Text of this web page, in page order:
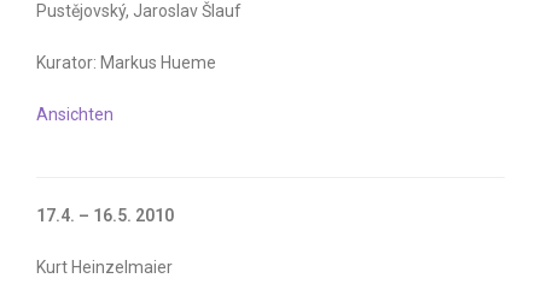
Pustějovský, Jaroslav Šlauf
Kurator: Markus Hueme
Ansichten
17.4. – 16.5. 2010
Kurt Heinzelmaier